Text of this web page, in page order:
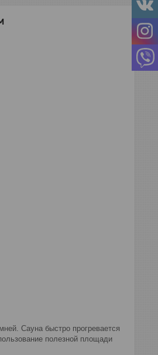
Сауна быстро прогревается
полезной площади